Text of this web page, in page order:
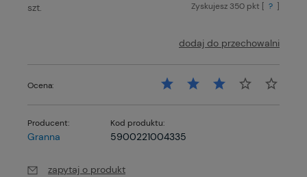
szt. Zyskujesz 350 pkt [ ? ]
dodaj do przechowalni
Ocena:
Producent:
Granna
Kod produktu:
5900221004335
zapytaj o produkt